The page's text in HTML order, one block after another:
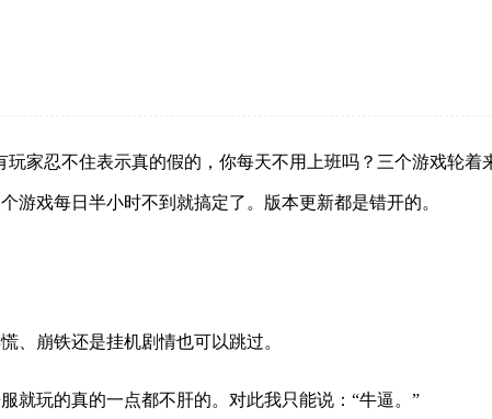
家忍不住表示真的假的，你每天不用上班吗？三个游戏轮着
游戏每日半小时不到就搞定了。版本更新都是错开的。
、崩铁还是挂机剧情也可以跳过。
就玩的真的一点都不肝的。对此我只能说：“牛逼。”